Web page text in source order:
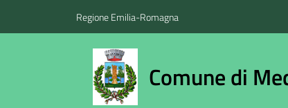
Regione Emilia-Romagna
Comune di